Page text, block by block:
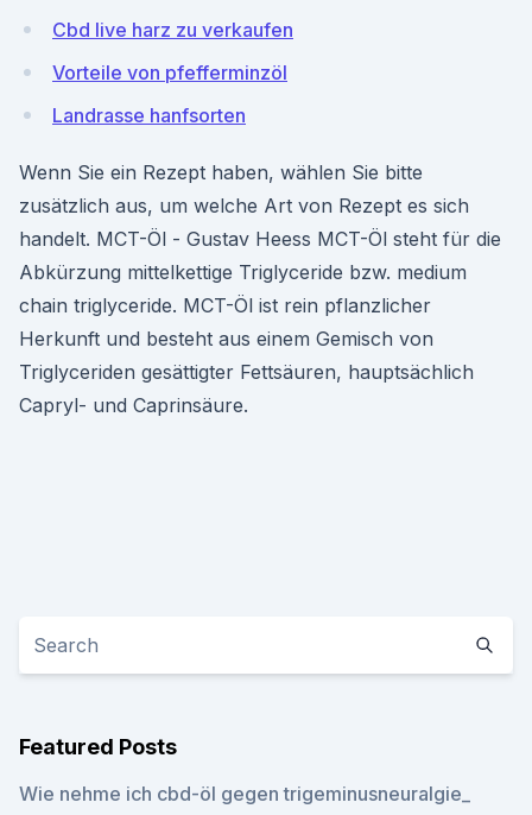
Cbd live harz zu verkaufen
Vorteile von pfefferminzöl
Landrasse hanfsorten
Wenn Sie ein Rezept haben, wählen Sie bitte
zusätzlich aus, um welche Art von Rezept es sich
handelt. MCT-Öl - Gustav Heess MCT-Öl steht für die
Abkürzung mittelkettige Triglyceride bzw. medium
chain triglyceride. MCT-Öl ist rein pflanzlicher
Herkunft und besteht aus einem Gemisch von
Triglyceriden gesättigter Fettsäuren, hauptsächlich
Capryl- und Caprinsäure.
Featured Posts
Wie nehme ich cbd-öl gegen trigeminusneuralgie_